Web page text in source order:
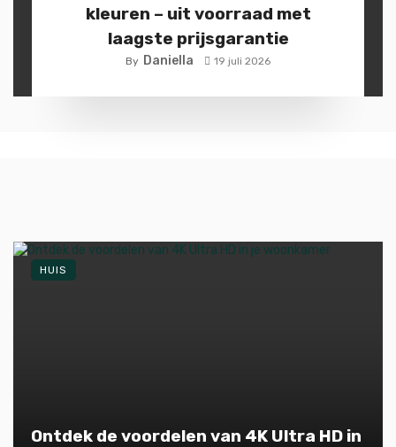
kleuren – uit voorraad met
laagste prijsgarantie
By Daniella 19 juli 2026
Ontdek de voordelen van 4K Ultra HD in
HUIS